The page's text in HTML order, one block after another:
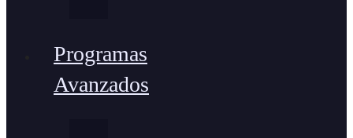
Programas
Avanzados